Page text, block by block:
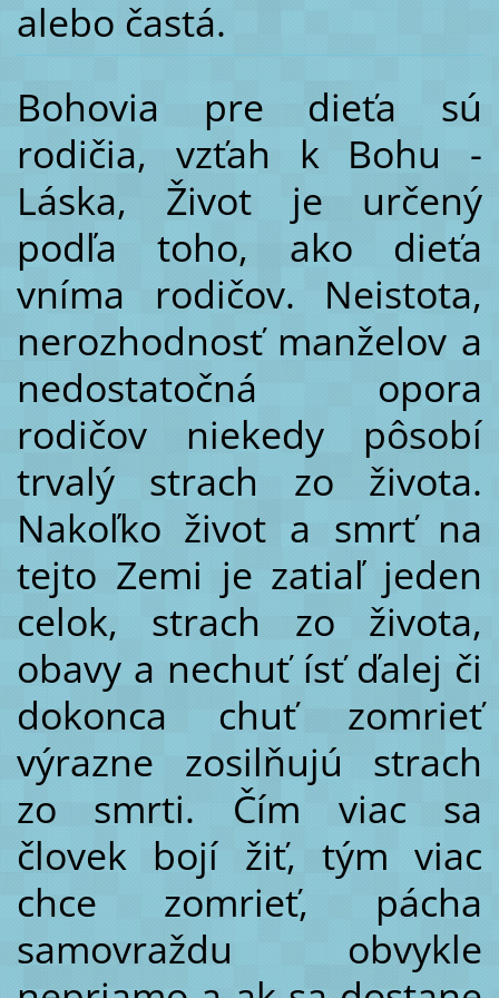
alebo častá.
Bohovia pre dieťa sú
rodičia, vzťah k Bohu -
Láska, Život je určený
podľa toho, ako dieťa
vníma rodičov. Neistota,
nerozhodnosť manželov a
nedostatočná opora
rodičov niekedy pôsobí
trvalý strach zo života.
Nakoľko život a smrť na
tejto Zemi je zatiaľ jeden
celok, strach zo života,
obavy a nechuť ísť ďalej či
dokonca chuť zomrieť
výrazne zosilňujú strach
zo smrti. Čím viac sa
človek bojí žiť, tým viac
chce zomrieť, pácha
samovraždu obvykle